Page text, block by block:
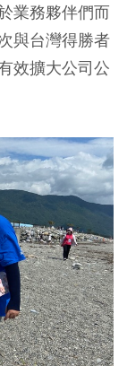
業務夥伴們而
與台灣得勝者
效擴大公司公